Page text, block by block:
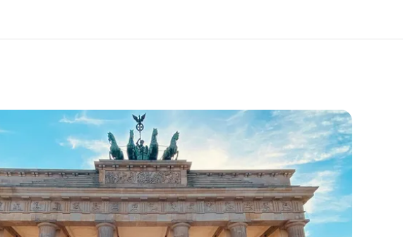
La nostra organizzazione Lavora con noi